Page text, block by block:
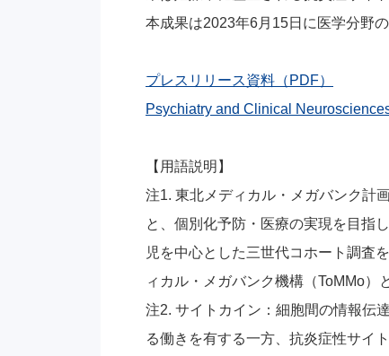
本成果は2023年6月15日に医学分野
プレスリリース資料（PDF）
Psychiatry and Clinical
【用語説明】
注1. 東北メディカル・メガバンク計
と、個別化予防・医療の実現を目指
児を中心とした三世代コホート調査
ィカル・メガバンク機構（ToMMo）
注2. サイトカイン：細胞間の情報伝
る働きを有する一方、抗炎症性サイ